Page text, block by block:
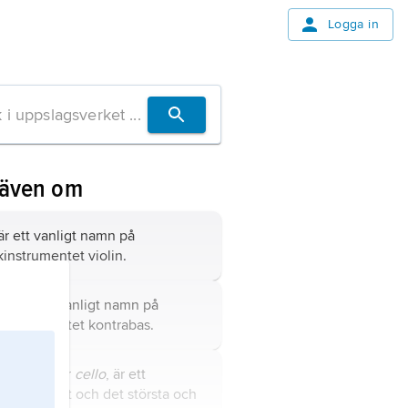
Logga in
om
ett vanligt namn på
violin.
är ett vanligt namn på
kontrabas.
eller cello, är ett
och det största och